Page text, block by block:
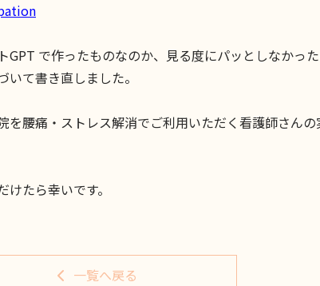
で作ったものなのか、見る度にパッとしなかった
て書き直しました。
を腰痛・ストレス解消でご利用いただく看護師さんの
たら幸いです。
一覧へ戻る